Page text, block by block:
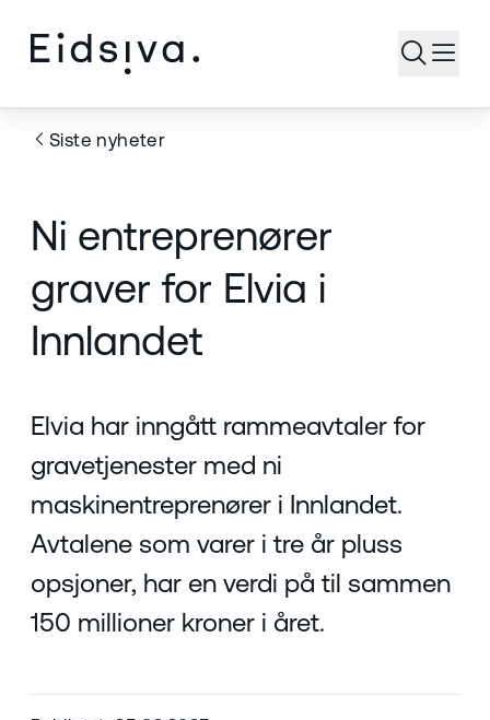
Åpne
Siste nyheter
Ni entreprenører
graver for Elvia i
Innlandet
Elvia har inngått rammeavtaler for
gravetjenester med ni
maskinentreprenører i Innlandet.
Avtalene som varer i tre år pluss
opsjoner, har en verdi på til sammen
150 millioner kroner i året.